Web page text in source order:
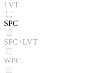
LVT
SPC
SPC+LVT
WPC